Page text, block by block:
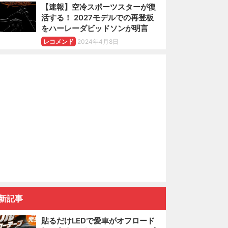
【速報】空冷スポーツスターが復
活する！ 2027モデルでの再登板
をハーレーダビッドソンが明言
レコメンド 2024年4月8日
記事
貼るだけLEDで愛車がオフロード